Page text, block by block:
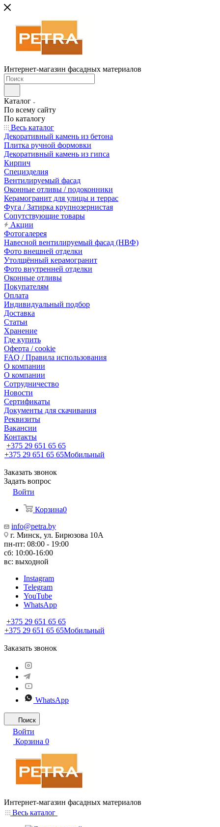
Интернет-магазин фасадных материалов
Каталог
По всему сайту
По каталогу
Весь каталог
Декоративный камень из бетона
Плитка ручной формовки
Декоративный камень из гипса
Кирпич
Специзделия
Вентилируемый фасад
Оконные отливы / подоконники
Керамогранит для улицы и террас
Фуга / Затирка крупнозернистая
Сопутствующие товары
Акции
Фотогалерея
Навесной вентилируемый фасад (НВФ)
Фото внешней отделки
Утолщённый керамогранит
Фото внутренней отделки
Оконные отливы
Покупателям
Оплата
Индивидуальный подбор
Доставка
Статьи
Хранение
Где купить
Оферта / cookie
FAQ / Правила использования
О компании
О компании
Сотрудничество
Новости
Сертификаты
Документы для скачивания
Реквизиты
Вакансии
Контакты
+375 29 651 65 65
+375 29 651 65 65Мобильный
Заказать звонок
Задать вопрос
Войти
Корзина0
info@petra.by
г. Минск, ул. Бирюзова 10А
пн-пт: 08:00 - 19:00
сб: 10:00-16:00
вс: выходной
Instagram
Telegram
YouTube
WhatsApp
+375 29 651 65 65
+375 29 651 65 65Мобильный
Заказать звонок
WhatsApp
Поиск
Войти
Корзина 0
Интернет-магазин фасадных материалов
Весь каталог